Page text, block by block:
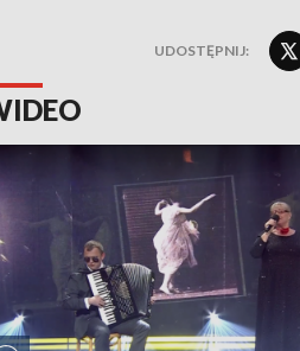
UDOSTĘPNIJ: